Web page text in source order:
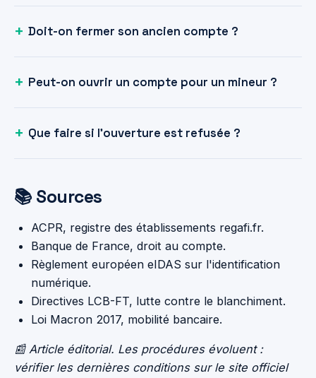
Doit-on fermer son ancien compte ?
Peut-on ouvrir un compte pour un mineur ?
Que faire si l'ouverture est refusée ?
📚 Sources
ACPR, registre des établissements regafi.fr.
Banque de France, droit au compte.
Règlement européen eIDAS sur l'identification
numérique.
Directives LCB-FT, lutte contre le blanchiment.
Loi Macron 2017, mobilité bancaire.
📰 Article éditorial. Les procédures évoluent :
vérifier les dernières conditions sur le site officiel